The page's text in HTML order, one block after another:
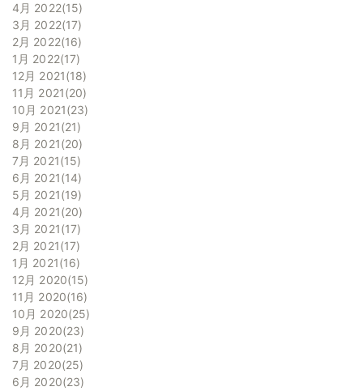
4月 2022 15
3月 2022 17
2月 2022 16
1月 2022 17
12月 2021 18
11月 2021 20
10月 2021 23
9月 2021 21
8月 2021 20
7月 2021 15
6月 2021 14
5月 2021 19
4月 2021 20
3月 2021 17
2月 2021 17
1月 2021 16
12月 2020 15
11月 2020 16
10月 2020 25
9月 2020 23
8月 2020 21
7月 2020 25
6月 2020 23